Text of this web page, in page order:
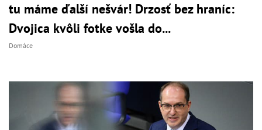
tu máme ďalší nešvár! Drzosť bez hraníc:
Dvojica kvôli fotke vošla do...
Domáce